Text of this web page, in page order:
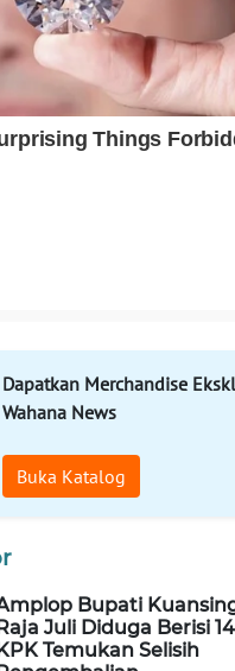
Dapatkan Merchandise
Wahana News
Buka Katalog
Bupati
Juli Diduga Berisi
Temukan Selisih